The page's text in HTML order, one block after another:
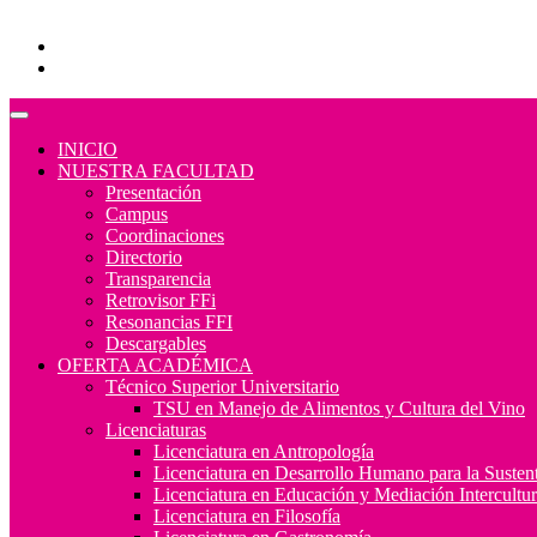
INICIO
NUESTRA FACULTAD
Presentación
Campus
Coordinaciones
Directorio
Transparencia
Retrovisor FFi
Resonancias FFI
Descargables
OFERTA ACADÉMICA
Técnico Superior Universitario
TSU en Manejo de Alimentos y Cultura del Vino
Licenciaturas
Licenciatura en Antropología
Licenciatura en Desarrollo Humano para la
Licenciatura en Educación y Mediación
Licenciatura en Filosofía